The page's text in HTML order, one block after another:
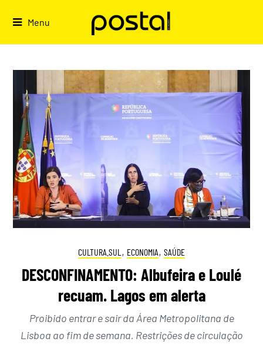
Menu
CULTURA.SUL , ECONOMIA, SAÚDE
DESCONFINAMENTO: Albufeira e Loulé
recuam. Lagos em alerta
Proibido entrar e sair da Área Metropolitana de
Lisboa ao fim de semana. Restrições de circulação